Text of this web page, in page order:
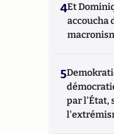
4Et
accoucha
5
par l'État,